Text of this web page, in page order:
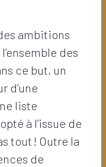
ambitions
des
ce but, un
d’une
liste
à l’issue de
tout ! Outre la
de